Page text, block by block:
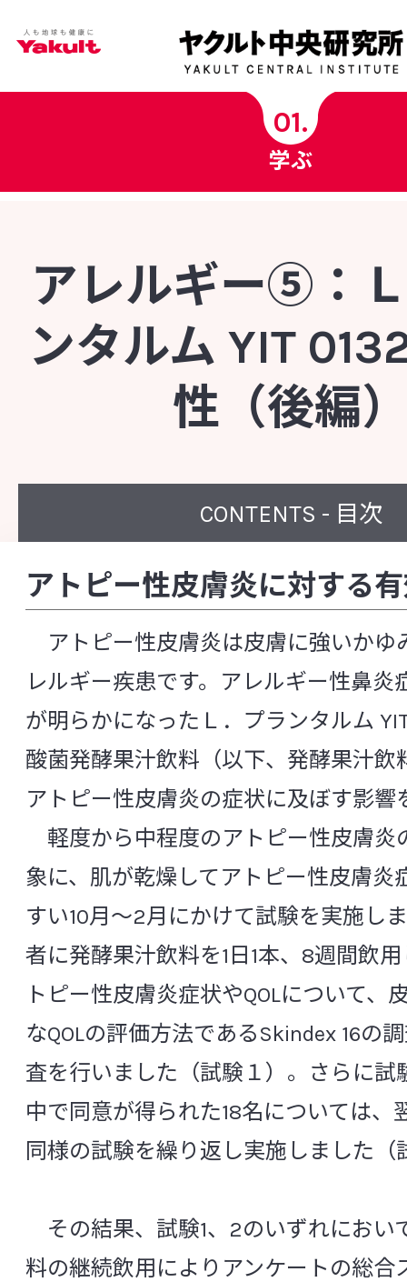
01.
学ぶ
学ぶ
ヤクルト中央研究所科学チャンネル
健康用語の基礎知識
菌の図鑑
企業訪問プログラム
主な研究成果
組織構成と役割
信頼性保証室
基盤研究所
食品研究所
アレルギー⑤：
ンタルム YIT
性（後編
CONTENTS - 目次
アトピー性皮膚炎に対する
アトピー性皮膚炎は皮膚に強いかゆ
レルギー疾患です。アレルギー性鼻炎
が明らかになったＬ．プランタルム
酸菌発酵果汁飲料（以下、発酵果汁飲
アトピー性皮膚炎の症状に及ぼす影響
軽度から中程度のアトピー性皮膚炎
象に、肌が乾燥してアトピー性皮膚炎
すい10月～2月にかけて試験を実施し
者に発酵果汁飲料を1日1本、8週間飲
トピー性皮膚炎症状やQOLについて、
なQOLの評価方法であるSkindex 16の
査を行いました（試験１）。さらに試
中で同意が得られた18名については、
同様の試験を繰り返し実施しました（
その結果、試験1、2のいずれにおい
料の継続飲用によりアンケートの総合